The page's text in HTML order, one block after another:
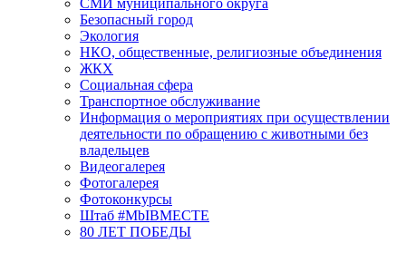
Безопасный город
Экология
НКО, общественные, религиозные объединения
ЖКХ
Социальная сфера
Транспортное обслуживание
Информация о мероприятиях при осуществлении
деятельности по обращению с животными без
владельцев
Видеогалерея
Фотогалерея
Фотоконкурсы
Штаб #MbIBMECTE
80 ЛЕТ ПОБЕДЫ